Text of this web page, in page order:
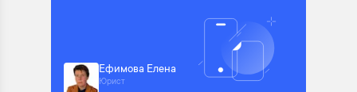
Ефимова Елена
Юрист